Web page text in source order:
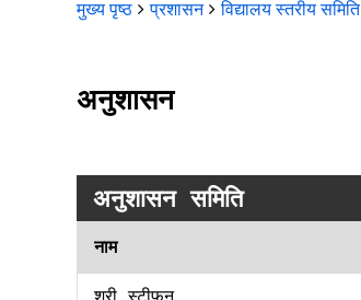
मुख्य पृष्ठ प्रशासन विद्यालय स्तरीय समिति
अनुशासन
अनुशासन समिति
नाम